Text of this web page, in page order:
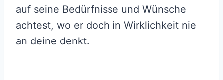
auf seine Bedürfnisse und Wünsche
achtest, wo er doch in Wirklichkeit nie
an deine denkt.